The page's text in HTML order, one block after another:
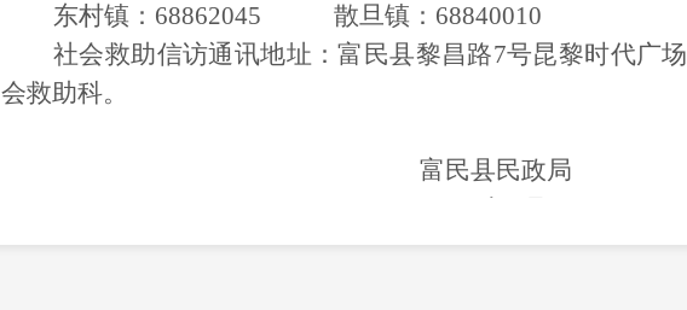
东村镇： 68862045 散旦镇： 68840010
社会救助信访通讯地址：富民县黎昌路7号昆黎时代广场
会救助科。
富民县民政局
富民县2023年8月城市低保公示名册